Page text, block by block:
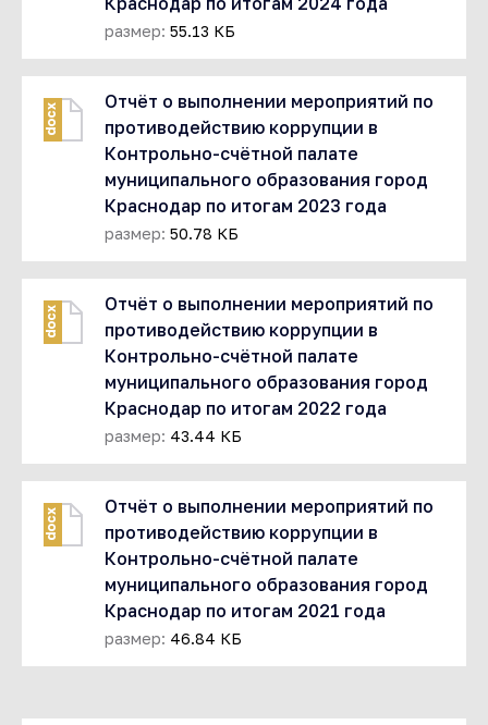
размер: 55.13 КБ
docx
Отчёт о выполнении мероприятий по
противодействию коррупции в
Контрольно-счётной палате
муниципального образования город
Краснодар по итогам 2023 года
размер: 50.78 КБ
docx
Отчёт о выполнении мероприятий по
противодействию коррупции в
Контрольно-счётной палате
муниципального образования город
Краснодар по итогам 2022 года
размер: 43.44 КБ
docx
Отчёт о выполнении мероприятий по
противодействию коррупции в
Контрольно-счётной палате
муниципального образования город
Краснодар по итогам 2021 года
размер: 46.84 КБ